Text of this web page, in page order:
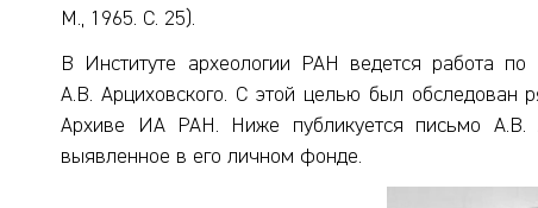
М., 1965. С. 25).
В Институте археологии РАН ведется работа
А.В. Арциховского. С этой целью был обследован
Архиве ИА РАН. Ниже публикуется письмо А.В.
выявленное в его личном фонде.